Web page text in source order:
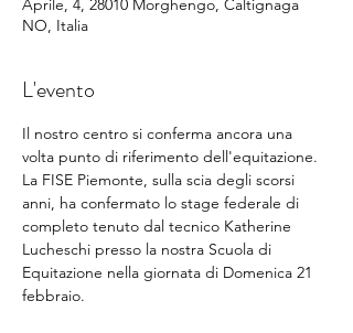
Aprile, 4, 28010 Morghengo, Caltignaga
NO, Italia
L'evento
Il nostro centro si conferma ancora una
volta punto di riferimento dell'equitazione.
La FISE Piemonte, sulla scia degli scorsi
anni, ha confermato lo stage federale di
completo tenuto dal tecnico Katherine
Lucheschi presso la nostra Scuola di
Equitazione nella giornata di Domenica 21
febbraio.